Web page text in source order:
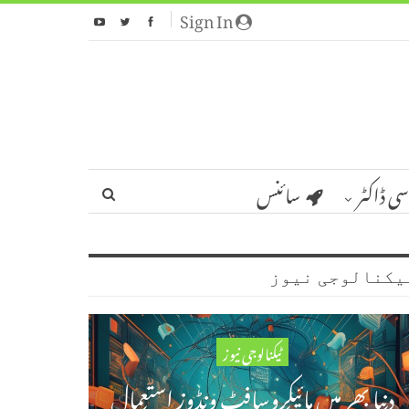
Sign In
ڈاکٹر سائنس
نیوز
ٹیکنالوجی نیوز
دنیا بھر میں مائیکروسافٹ ونڈوز استعمال